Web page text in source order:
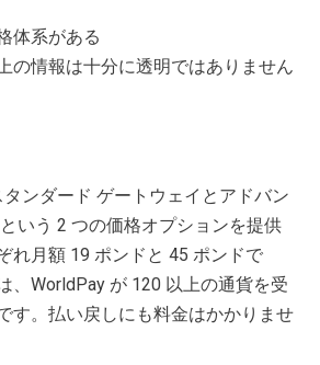
体系がある
の情報は十分に透明ではありません
ンダード ゲートウェイとアドバン
いう 2 つの価格オプションを提供
れ月額 19 ポンドと 45 ポンドで
、WorldPay が 120 以上の通貨を受
す。払い戻しにも料金はかかりませ